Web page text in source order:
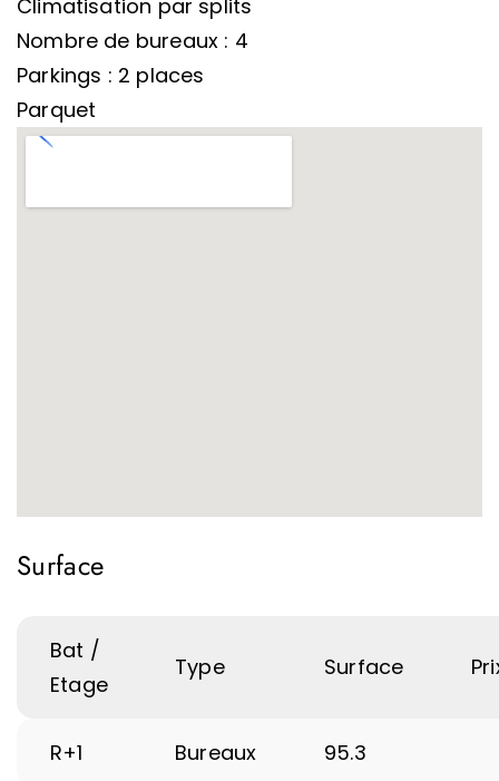
Climatisation par splits
Nombre de bureaux : 4
Parkings : 2 places
Parquet
Surface
Bat /
Etage
Type Surface
R+1 Bureaux 95.3